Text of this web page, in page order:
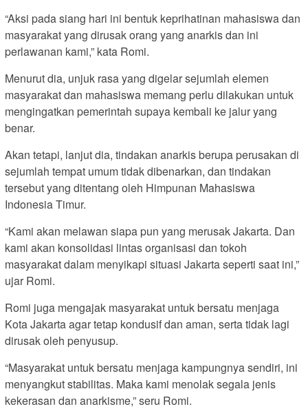
“Aksi pada siang hari ini bentuk keprihatinan mahasiswa dan
masyarakat yang dirusak orang yang anarkis dan ini
perlawanan kami,” kata Romi.
Menurut dia, unjuk rasa yang digelar sejumlah elemen
masyarakat dan mahasiswa memang perlu dilakukan untuk
mengingatkan pemerintah supaya kembali ke jalur yang
benar.
Akan tetapi, lanjut dia, tindakan anarkis berupa perusakan di
sejumlah tempat umum tidak dibenarkan, dan tindakan
tersebut yang ditentang oleh Himpunan Mahasiswa
Indonesia Timur.
“Kami akan melawan siapa pun yang merusak Jakarta. Dan
kami akan konsolidasi lintas organisasi dan tokoh
masyarakat dalam menyikapi situasi Jakarta seperti saat ini,”
ujar Romi.
Romi juga mengajak masyarakat untuk bersatu menjaga
Kota Jakarta agar tetap kondusif dan aman, serta tidak lagi
dirusak oleh penyusup.
“Masyarakat untuk bersatu menjaga kampungnya sendiri, ini
menyangkut stabilitas. Maka kami menolak segala jenis
kekerasan dan anarkisme,” seru Romi.